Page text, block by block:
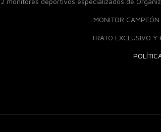
MONITOR
TRATO EXCLUSIVO Y